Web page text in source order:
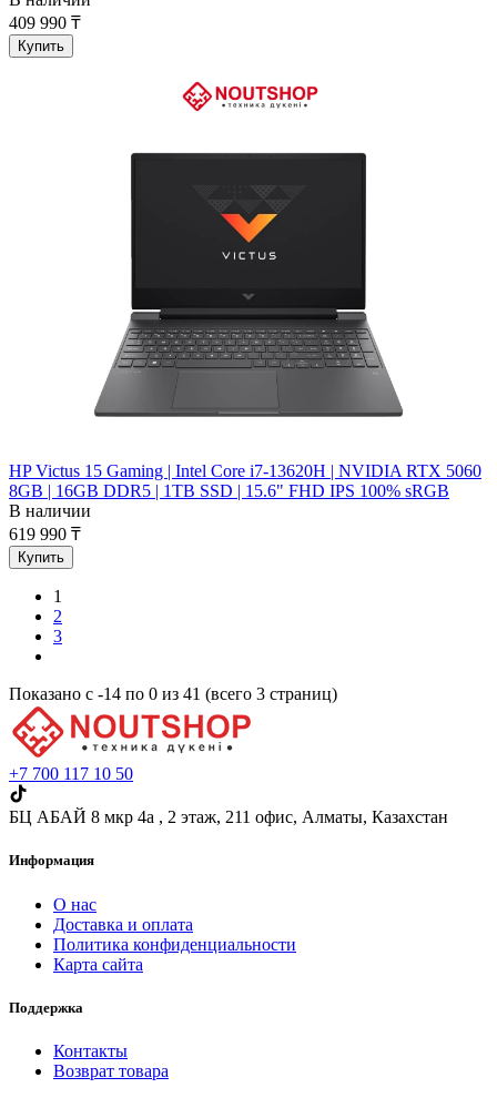
409 990 ₸
Купить
HP Victus 15 Gaming | Intel Core i7-13620H | NVIDIA RTX 5060
8GB | 16GB DDR5 | 1TB SSD | 15.6" FHD IPS 100% sRGB
В наличии
619 990 ₸
Купить
1
2
3
Показано с -14 по 0 из 41 (всего 3 страниц)
+7 700 117 10 50
БЦ АБАЙ 8 мкр 4а , 2 этаж,​ 211 офис, Алматы, Казахстан
Информация
О нас
Доставка и оплата
Политика конфиденциальности
Карта сайта
Поддержка
Контакты
Возврат товара